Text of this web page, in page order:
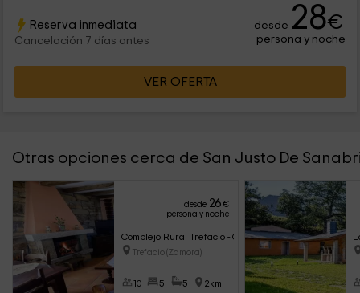
Reserva inmediata
Cancelación 7 días antes
desde 28€
persona y noche
VER OFERTA
Otras opciones cerca de San Justo De
desde 26€
persona y noche
Complejo Rural Trefacio - Casa de 10 plazas
Trefacio (Zamora)
10 5 5 2km